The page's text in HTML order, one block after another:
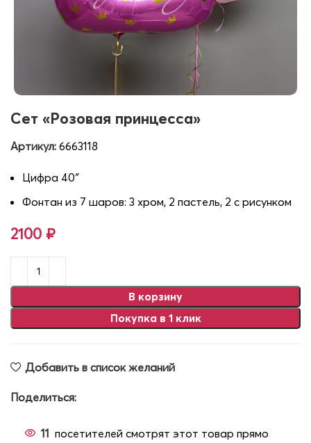
Сет «Розовая принцесса»
Артикул: 6663118
Цифра 40″
Фонтан из 7 шаров: 3 хром, 2 пастель, 2 с рисунком
2100 ₽
В корзину
Покупка в 1 клик
Добавить в список желаний
Поделиться:
11 посетителей смотрят этот товар прямо